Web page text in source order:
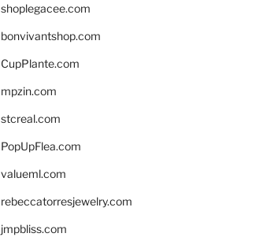
shoplegacee.com
bonvivantshop.com
CupPlante.com
mpzin.com
stcreal.com
PopUpFlea.com
valueml.com
rebeccatorresjewelry.com
jmpbliss.com